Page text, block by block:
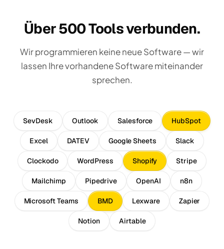
Über 500 Tools verbunden.
Wir programmieren keine neue Software — wir
lassen Ihre vorhandene Software miteinander
sprechen.
SevDesk Outlook Salesforce HubSpot
Excel DATEV Google Sheets Slack
Clockodo WordPress Shopify Stripe
Mailchimp Pipedrive OpenAI n8n
Microsoft Teams BMD Lexware Zapier
Notion Airtable